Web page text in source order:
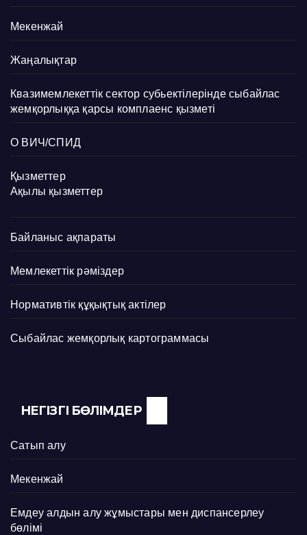
Мекенжай
Жаңалықтар
Квазимемлекеттік сектор субьектілерінде сыбайлас
жемқорлыққа қарсы комплаенс қызметі
О ВИЧ/СПИД
Қызметтер
Ақылы қызметтер
Байланыс ақпараты
Мемлекеттік рәміздер
Нормативтік құқықтық актілер
Сыбайлас жемқорлық картограммасы
НЕГІЗГІ БӨЛІМДЕР
Сатып алу
Мекенжай
Емдеу алдын алу жұмыстары мен диспансерлеу
бөлімі